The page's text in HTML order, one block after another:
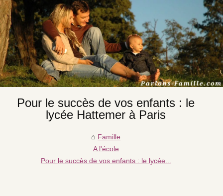
Pour le succès de vos enfants : le
lycée Hattemer à Paris
Famille
A l'école
Pour le succès de vos enfants : le lycée...